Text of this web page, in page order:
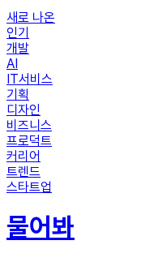
새로 나온
인기
개발
AI
IT서비스
기획
디자인
비즈니스
프로덕트
커리어
트렌드
스타트업
물어봐